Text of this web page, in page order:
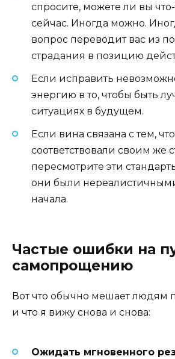
спросите, можете ли вы
сейчас. Иногда можно.
вопрос переводит вас из
страдания в позицию
Если исправить
энергию в то, чтобы быть
ситуациях в будущем.
Если вина связана с тем,
соответствовали своим же
пересмотрите эти
они были
начала.
Частые ошибки на
самопрощению
Вот что обычно мешает людям
и что я вижу снова и снова:
Ожидать мгновенного